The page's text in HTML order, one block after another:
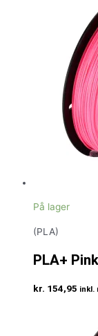
På lager
(PLA)
PLA+
kr. 154,95 inkl.